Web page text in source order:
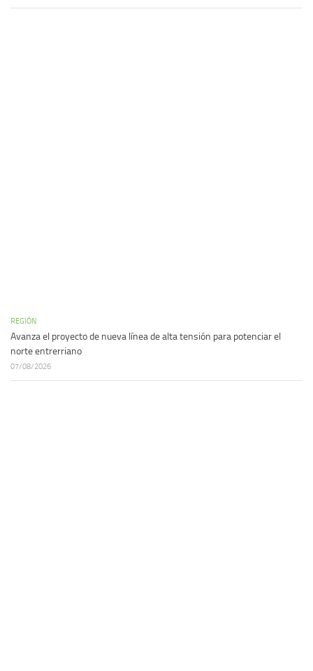
REGIÓN
Avanza el proyecto de nueva línea de alta tensión para potenciar el
norte entrerriano
07/08/2026